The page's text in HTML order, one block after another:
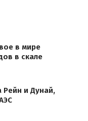
в мире
в скале
Рейн и Дунай,